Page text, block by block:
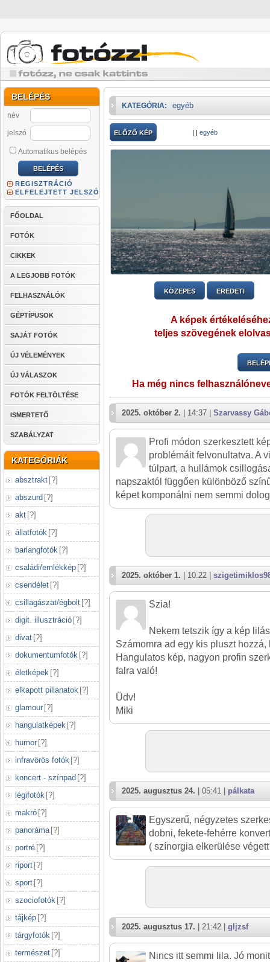
BELÉPÉS
név
jelszó
Automatikus belépés
REGISZTRÁCIÓ
ELFELEJTETT JELSZÓ
FŐOLDAL
FOTÓK
CIKKEK
A LEGJOBB FOTÓK
FELHASZNÁLÓK
GÉPTÍPUSOK
SAJÁT FOTÓK
ÚJ VÉLEMÉNYEK
ÚJ VÁLASZOK
FOTÓK FELTÖLTÉSE
ISMERTETŐ
SZABÁLYZAT
KATEGÓRIÁK
absztrakt [?]
abszurd [?]
akt [?]
állatfotók [?]
barlangfotók [?]
családi/emlékkép [?]
csendélet [?]
csillagászat/égbolt [?]
digit. illusztráció [?]
divat [?]
dokumentumfotók [?]
életképek [?]
elkapott pillanatok [?]
glamour [?]
hangulatképek [?]
humor [?]
infravörös fotók [?]
koncert - színpad [?]
légifotók [?]
makró [?]
panoráma [?]
portré [?]
riport [?]
sport [?]
szociofotók [?]
tájkép [?]
tárgyfotók [?]
természet [?]
KATEGÓRIA: egyéb
ELŐZŐ KÉP | | egyéb
KÖZEPES EREDETI
A képek
teljes szövegének
Ha még nincs
2025. október 2. | 14:37 | Szarvassy
Profi módon szerkesztett
problémáit felvonultatva. A
túlpart, a hullámok
napszaktól függően különböző
képet komponálni nem semmi
2025. október 1. | 10:22 |
Szia!
Nekem tetszik így a kép
Számomra ad egy kis pluszt hozzá,
Hangulatos kép, nagyon profin
falra való!
Üdv!
Miki
2025. augusztus 24. | 05:41 | pálkata
Egyszerű, négyzetes
dobni, fekete-fehérre
( színorgia elkerülése
2025. augusztus 17. | 21:42 | gljzsf
Nincs itt semmi lila. Jó